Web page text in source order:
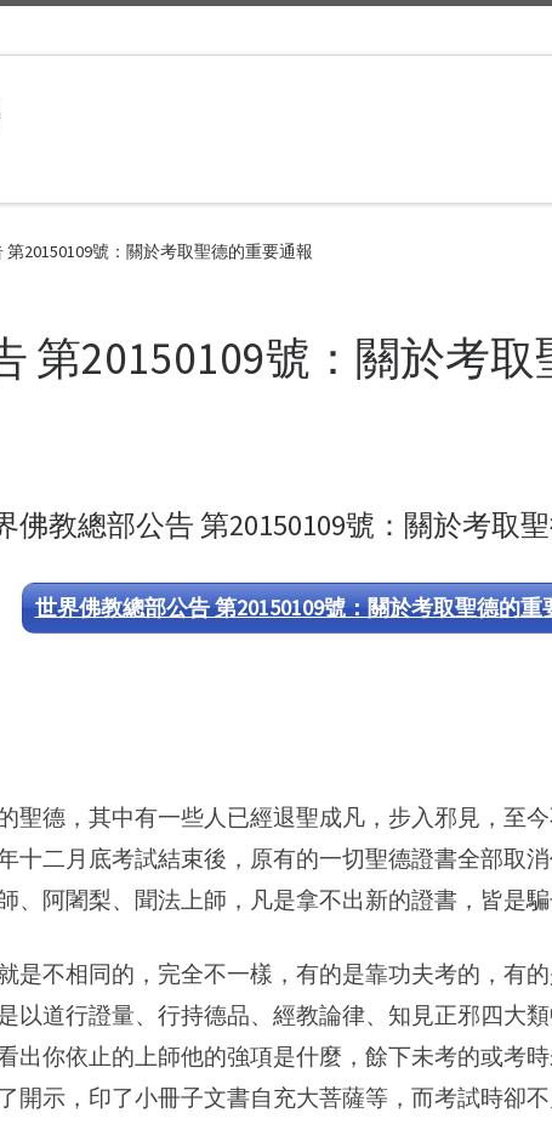
20150109號：關於考取聖德的重要通報
第20150109號：關於考
佛教總部公告 第20150109號：關於考取
世界佛教總部公告 第20150109號：關於考取聖德的重
聖德，其中有一些人已經退聖成凡，步入邪見，至
十二月底考試結束後，原有的一切聖德證書全部取
、阿闍梨、聞法上師，凡是拿不出新的證書，皆是騙
是不相同的，完全不一樣，有的是靠功夫考的，有
以道行證量、行持德品、經教論律、知見正邪四大
出你依止的上師他的強項是什麼，餘下未考的或考
開示，印了小冊子文書自充大菩薩等，而考試時卻